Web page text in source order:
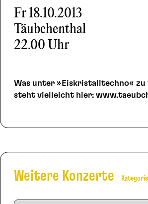
Fr18.10.2013
Täubchenthal
22.00 Uhr
Was unter »Eiskristalltechno« zu
steht vielleicht hier:
Weitere Konzerte